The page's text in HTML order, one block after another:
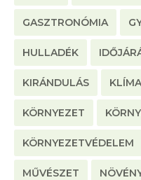
GASZTRONÓMIA
HULLADÉK
KIRÁNDULÁS
KÖRNYEZET
KÖRNYEZETVÉDELEM
MŰVÉSZET